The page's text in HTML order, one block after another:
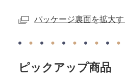
パッケージ裏面を拡大す
ピックアップ商品